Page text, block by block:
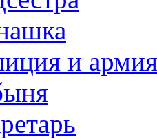
и армия